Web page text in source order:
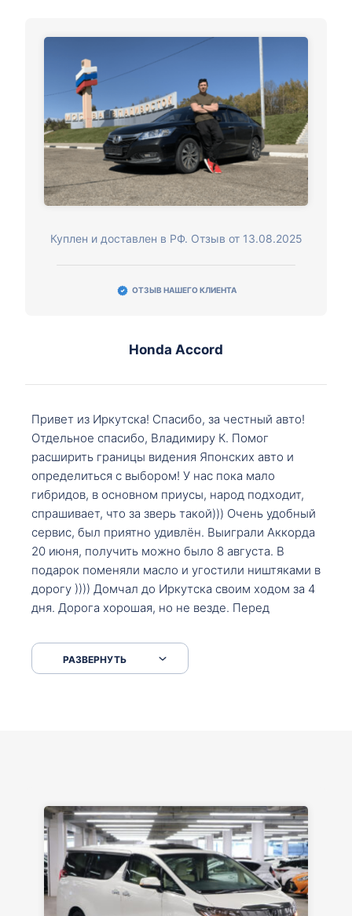
Куплен и доставлен в РФ. Отзыв от 13.08.2025
ОТЗЫВ НАШЕГО КЛИЕНТА
Honda Accord
Привет из Иркутска! Спасибо, за честный авто!
Отдельное спасибо, Владимиру К. Помог
расширить границы видения Японских авто и
определиться с выбором! У нас пока мало
гибридов, в основном приусы, народ подходит,
спрашивает, что за зверь такой))) Очень удобный
сервис, был приятно удивлён. Выиграли Аккорда
20 июня, получить можно было 8 августа. В
подарок поменяли масло и угостили ништяками в
дорогу )))) Домчал до Иркутска своим ходом за 4
дня. Дорога хорошая, но не везде. Перед
серпантинах по пути следования.
РАЗВЕРНУТЬ